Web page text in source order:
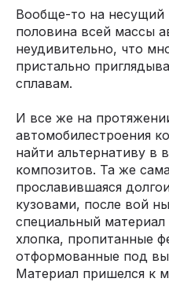
Вообще-то на несущий
половина всей массы
неудивительно, что
пристально
сплавам.
И все же на
автомобилестроения
найти альтернативу в
композитов. Та же
прославившаяся
кузовами, после вой
специальный
хлопка, пропитанные
отформованные под
Материал пришелся к